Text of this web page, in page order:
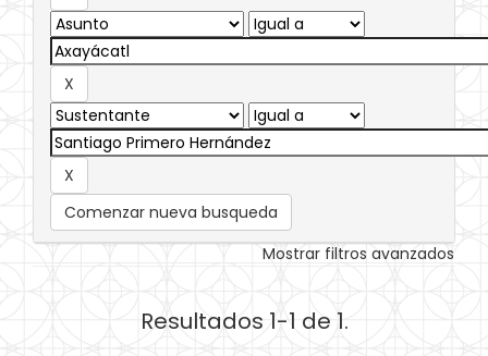
Comenzar nueva busqueda
Mostrar filtros avanzados
Resultados 1-1 de 1.